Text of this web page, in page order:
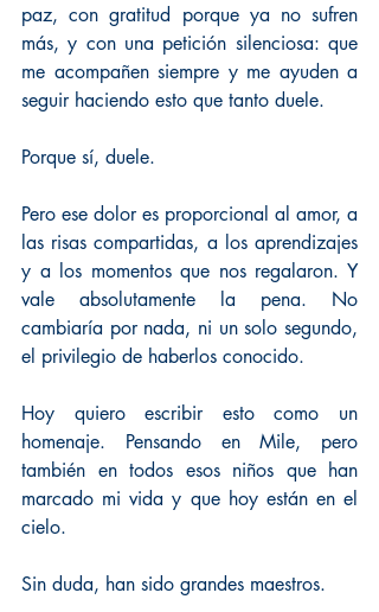
paz, con gratitud porque ya no sufren
más, y con una petición silenciosa: que
me acompañen siempre y me ayuden a
seguir haciendo esto que tanto duele.
Porque sí, duele.
Pero ese dolor es proporcional al amor, a
las risas compartidas, a los aprendizajes
y a los momentos que nos regalaron. Y
vale absolutamente la pena. No
cambiaría por nada, ni un solo segundo,
el privilegio de haberlos conocido.
Hoy quiero escribir esto como un
homenaje. Pensando en Mile, pero
también en todos esos niños que han
marcado mi vida y que hoy están en el
cielo.
Sin duda, han sido grandes maestros.